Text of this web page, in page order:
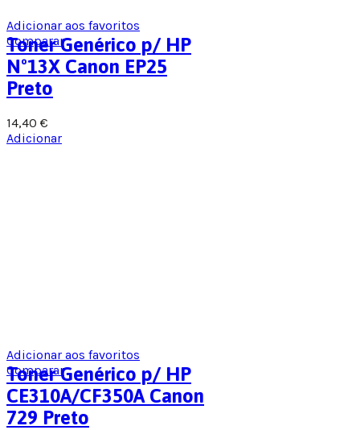
Adicionar aos favoritos
Comparar
Toner Genérico p/ HP
Nº13X Canon EP25
Preto
14,40 €
Adicionar
Adicionar aos favoritos
Comparar
Toner Genérico p/ HP
CE310A/CF350A Canon
729 Preto